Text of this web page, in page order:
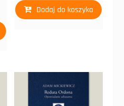
Dodaj do koszyka